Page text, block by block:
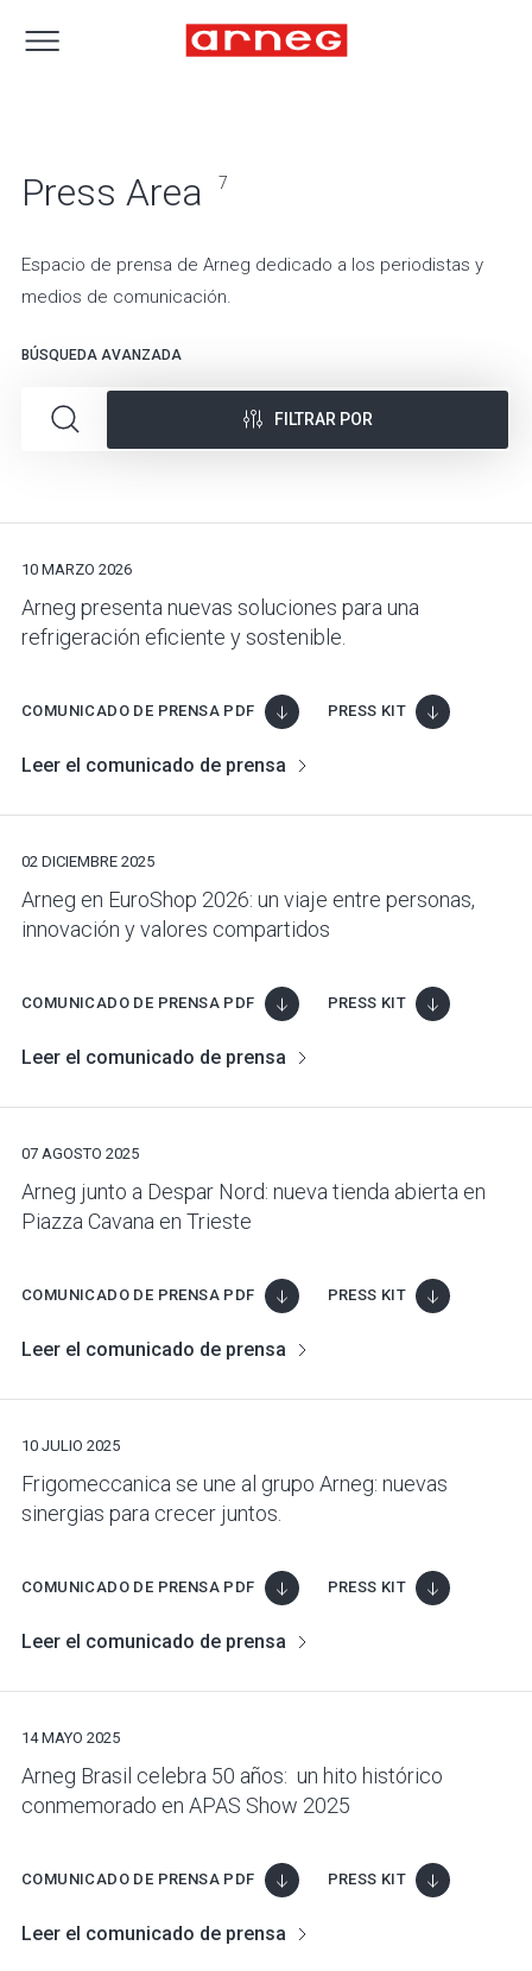
Press Area 7
Espacio de prensa de Arneg dedicado a los periodistas y
medios de comunicación.
BÚSQUEDA AVANZADA
FILTRAR POR
10 MARZO 2026
Arneg presenta nuevas soluciones para una
refrigeración eficiente y sostenible.
COMUNICADO DE PRENSA PDF PRESS KIT
Leer el comunicado de prensa
02 DICIEMBRE 2025
Arneg en EuroShop 2026: un viaje entre personas,
innovación y valores compartidos
COMUNICADO DE PRENSA PDF PRESS KIT
Leer el comunicado de prensa
07 AGOSTO 2025
Arneg junto a Despar Nord: nueva tienda abierta en
Piazza Cavana en Trieste
COMUNICADO DE PRENSA PDF PRESS KIT
Leer el comunicado de prensa
10 JULIO 2025
Frigomeccanica se une al grupo Arneg: nuevas
sinergias para crecer juntos.
COMUNICADO DE PRENSA PDF PRESS KIT
Leer el comunicado de prensa
14 MAYO 2025
Arneg Brasil celebra 50 años: un hito histórico
conmemorado en APAS Show 2025
COMUNICADO DE PRENSA PDF PRESS KIT
Leer el comunicado de prensa